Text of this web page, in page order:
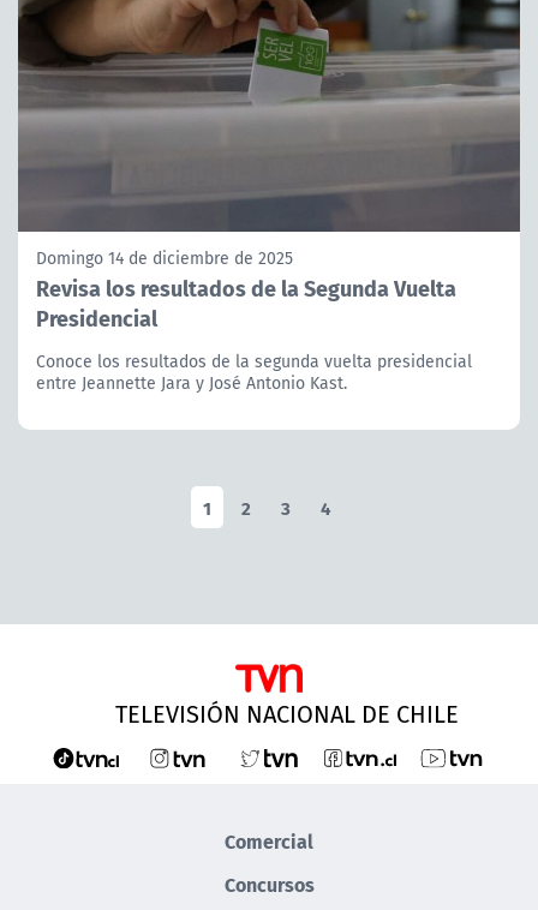
Domingo 14 de diciembre de 2025
Revisa los resultados de la Segunda Vuelta
Presidencial
Conoce los resultados de la segunda vuelta presidencial
entre Jeannette Jara y José Antonio Kast.
1 2 3 4
TELEVISIÓN NACIONAL DE CHILE
Comercial
Concursos